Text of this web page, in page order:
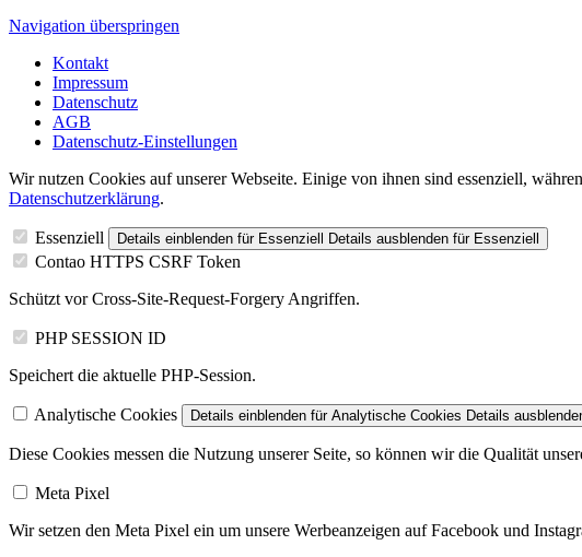
Navigation überspringen
Kontakt
Impressum
Datenschutz
AGB
Datenschutz-Einstellungen
Wir nutzen Cookies auf unserer Webseite. Einige von ihnen sind essenziell,
Datenschutzerklärung.
Essenziell Details einblenden für Essenziell Details ausblenden für Essenziell
Contao HTTPS CSRF Token
Schützt vor Cross-Site-Request-Forgery Angriffen.
PHP SESSION ID
Speichert die aktuelle PHP-Session.
Analytische Cookies Details einblenden für Analytische Cookies Details
Diese Cookies messen die Nutzung unserer Seite, so können wir die Qualität
Meta Pixel
Wir setzen den Meta Pixel ein um unsere Werbeanzeigen auf Facebook und